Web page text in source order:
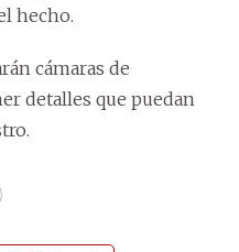
hecho.
cámaras de
detalles que puedan